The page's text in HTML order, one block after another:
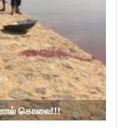
கொலை!!!